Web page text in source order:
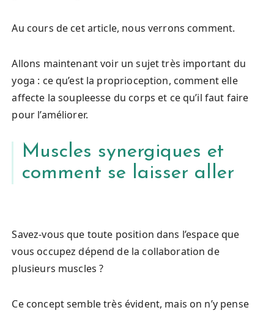
Au cours de cet article, nous verrons comment.
Allons maintenant voir un sujet très important du
yoga : ce qu’est la proprioception, comment elle
affecte la soupleesse du corps et ce qu’il faut faire
pour l’améliorer.
Muscles synergiques et
comment se laisser aller
Savez-vous que toute position dans l’espace que
vous occupez dépend de la collaboration de
plusieurs muscles ?
Ce concept semble très évident, mais on n’y pense